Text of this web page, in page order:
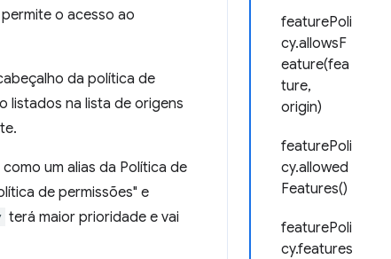
featurePoli
cy.allowsF
eature(fea
ture,
origin)
featurePoli
cy.allowed
Features()
featurePoli
cy.features
o acesso ao
da política de
listados na lista de origens
um alias da Política de
de permissões" e
terá maior prioridade e vai